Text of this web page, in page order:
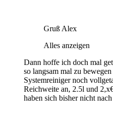
Gruß Alex
Alles anzeigen
Dann hoffe ich doch mal
so langsam mal zu
Systemreiniger noch
Reichweite an, 2.5l und
haben sich bisher nicht